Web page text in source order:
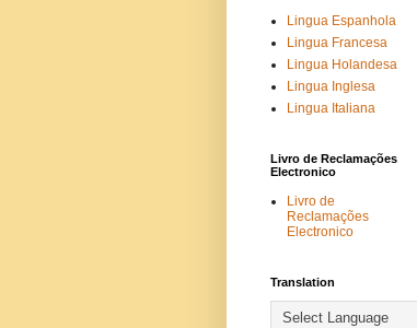
Lingua Espanhola
Lingua Francesa
Lingua Holandesa
Lingua Inglesa
Lingua Italiana
Livro de Reclamações
Electronico
Livro de
Reclamações
Electronico
Translation